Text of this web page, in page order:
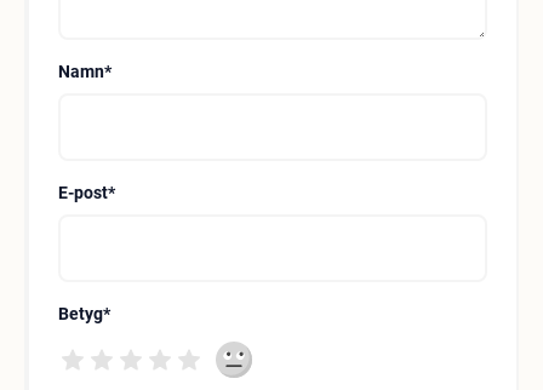
Namn*
E-post*
Betyg*